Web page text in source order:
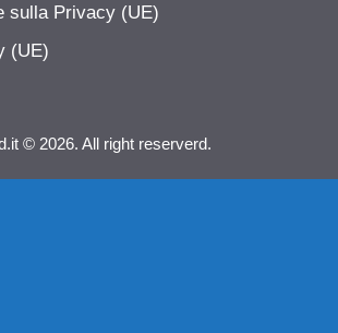
sulla Privacy (UE)
(UE)
© 2026. All right reserverd.